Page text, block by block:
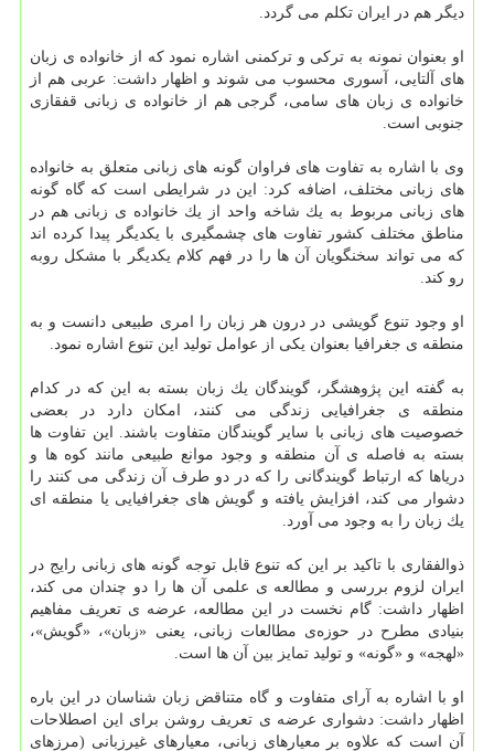
دیگر هم در ایران تكلم می گردد.
او بعنوان نمونه به تركی و تركمنی اشاره نمود كه از خانواده ی زبان
های آلتایی، آسوری محسوب می شوند و اظهار داشت: عربی هم از
خانواده ی زبان های سامی، گرجی هم از خانواده ی زبانی قفقازی
جنوبی است.
وی با اشاره به تفاوت های فراوان گونه های زبانی متعلق به خانواده
های زبانی مختلف، اضافه كرد: این در شرایطی است كه گاه گونه
های زبانی مربوط به یك شاخه واحد از یك خانواده ی زبانی هم در
مناطق مختلف كشور تفاوت های چشمگیری با یكدیگر پیدا كرده اند
كه می تواند سخنگویان آن ها را در فهم كلام یكدیگر با مشكل روبه
رو كند.
او وجود تنوع گویشی در درون هر زبان را امری طبیعی دانست و به
منطقه ی جغرافیا بعنوان یكی از عوامل تولید این تنوع اشاره نمود.
به گفته این پژوهشگر، گویندگان یك زبان بسته به این كه در كدام
منطقه ی جغرافیایی زندگی می كنند، امكان دارد در بعضی
خصوصیت های زبانی با سایر گویندگان متفاوت باشند. این تفاوت ها
بسته به فاصله ی آن منطقه و وجود موانع طبیعی مانند كوه ها و
دریاها كه ارتباط گویندگانی را كه در دو طرف آن زندگی می كنند را
دشوار می كند، افزایش یافته و گویش های جغرافیایی یا منطقه ای
یك زبان را به وجود می آورد.
ذوالفقاری با تاكید بر این كه تنوع قابل توجه گونه های زبانی رایج در
ایران لزوم بررسی و مطالعه ی علمی آن ها را دو چندان می كند،
اظهار داشت: گام نخست در این مطالعه، عرضه ی تعریف مفاهیم
بنیادی مطرح در حوزه‌ی مطالعات زبانی، یعنی «زبان»، «گویش»،
«لهجه» و «گونه» و تولید تمایز بین آن ها است.
او با اشاره به آرای متفاوت و گاه متناقض زبان شناسان در این باره
اظهار داشت: دشواری عرضه ی تعریف روشن برای این اصطلاحات
آن است كه علاوه بر معیارهای زبانی، معیارهای غیرزبانی (مرزهای